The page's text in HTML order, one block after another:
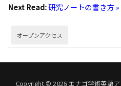
Next Read:研究ノートの書き方 »
オープンアクセス
Copyright © 2026 エナゴ学術英語